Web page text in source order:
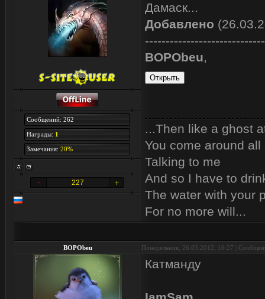
Сообщений: 262
Награды: 1
Замечания: 20%
227
Дамаск...
Добавлено
BOPObeu,
...Then like a ghost
You come around
Talking to me
And so I have to
The water with your
For no more will...
BOPObeu Понедельник, 26.03.2012, 16:27 |
Катманду